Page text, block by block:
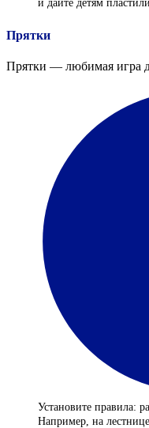
и дайте детям
Прятки
Прятки — любимая игра
Установите правила:
Например, на